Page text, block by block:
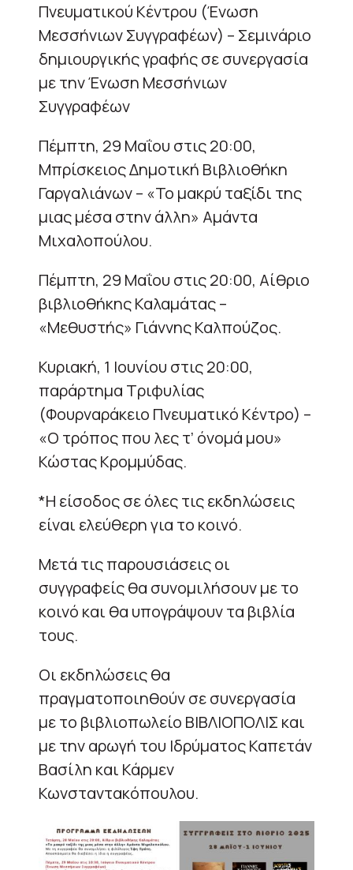
Πνευματικού Κέντρου (Ένωση
Μεσσήνιων Συγγραφέων) – Σεμινάριο
δημιουργικής γραφής σε συνεργασία
με την Ένωση Μεσσήνιων
Συγγραφέων
Πέμπτη, 29 Μαΐου στις 20:00,
Μπρίσκειος Δημοτική Βιβλιοθήκη
Γαργαλιάνων – «Το μακρύ ταξίδι της
μιας μέσα στην άλλη» Αμάντα
Μιχαλοπούλου.
Πέμπτη, 29 Μαΐου στις 20:00, Αίθριο
βιβλιοθήκης Καλαμάτας –
«Μεθυστής» Γιάννης Καλπούζος.
Κυριακή, 1 Ιουνίου στις 20:00,
παράρτημα Τριφυλίας
(Φουρναράκειο Πνευματικό Κέντρο) –
«Ο τρόπος που λες τ’ όνομά μου»
Κώστας Κρομμύδας.
*Η είσοδος σε όλες τις εκδηλώσεις
είναι ελεύθερη για το κοινό.
Μετά τις παρουσιάσεις οι
συγγραφείς θα συνομιλήσουν με το
κοινό και θα υπογράψουν τα βιβλία
τους.
Οι εκδηλώσεις θα
πραγματοποιηθούν σε συνεργασία
με το βιβλιοπωλείο ΒΙΒΛΙΟΠΟΛΙΣ και
με την αρωγή του Ιδρύματος Καπετάν
Βασίλη και Κάρμεν
Κωνσταντακόπουλου.